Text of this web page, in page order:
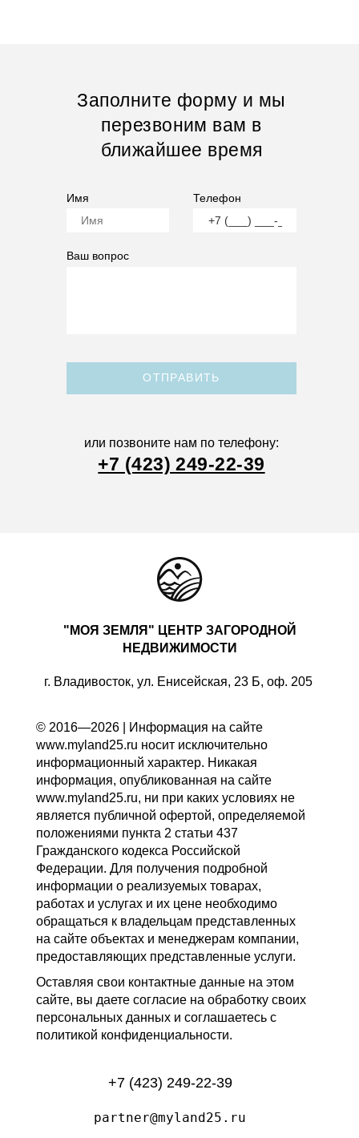
Заполните форму и мы
перезвоним вам в
ближайшее время
Имя Телефон
Ваш вопрос
ОТПРАВИТЬ
или позвоните нам по телефону:
+7 (423) 249-22-39
"МОЯ ЗЕМЛЯ" ЦЕНТР ЗАГОРОДНОЙ
НЕДВИЖИМОСТИ
г. Владивосток, ул. Енисейская, 23 Б, оф. 205
© 2016—2026 | Информация на сайте
www.myland25.ru носит исключительно
информационный характер. Никакая
информация, опубликованная на сайте
www.myland25.ru, ни при каких условиях не
является публичной офертой, определяемой
положениями пункта 2 статьи 437
Гражданского кодекса Российской
Федерации. Для получения подробной
информации о реализуемых товарах,
работах и услугах и их цене необходимо
обращаться к владельцам представленных
на сайте объектах и менеджерам компании,
предоставляющих представленные услуги.
Оставляя свои контактные данные на этом
сайте, вы даете согласие на обработку своих
персональных данных и соглашаетесь с
политикой конфиденциальности.
+7 (423) 249-22-39
partner@myland25.ru